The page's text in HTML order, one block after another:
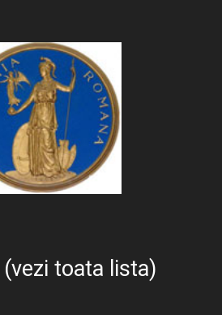
toata lista)